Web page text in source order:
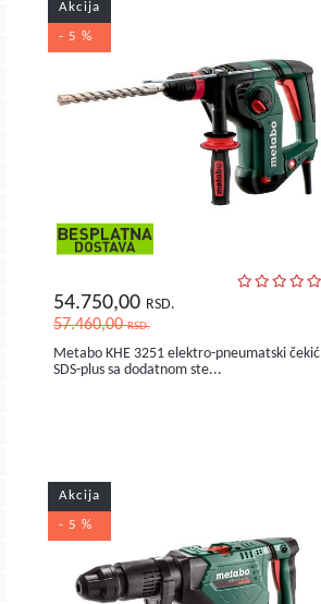
Akcija
- 5 %
54.750,00 RSD.
57.460,00RSD.
Metabo KHE 3251 elektro-pneumatski čekić
SDS-plus sa dodatnom ste...
Akcija
- 5 %